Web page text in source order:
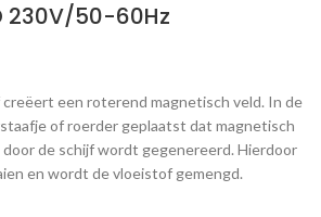
230V/50-60Hz
een roterend magnetisch veld. In de
of roerder geplaatst dat magnetisch
de schijf wordt gegenereerd. Hierdoor
en wordt de vloeistof gemengd.